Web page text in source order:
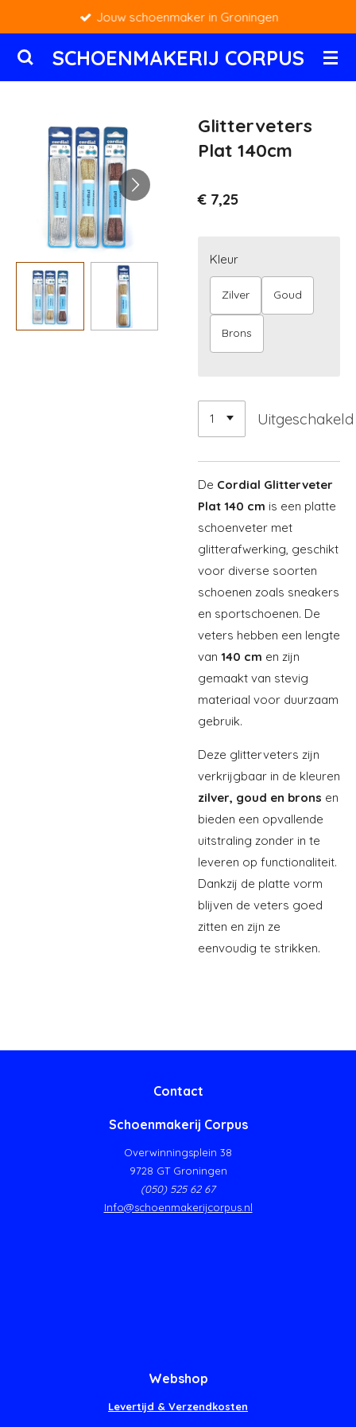
naar
de
SCHOENMAKERIJ CORPUS
Jouw schoenmaker in Groningen
Glitterveters
Plat 140cm
€ 7,25
Kleur
Zilver Goud
Brons
Uitgeschakeld
De Cordial Glitterveter
Plat 140 cm is een platte
schoenveter met
glitterafwerking, geschikt
voor diverse soorten
schoenen zoals sneakers
en sportschoenen. De
veters hebben een lengte
van 140 cm en zijn
gemaakt van stevig
materiaal voor duurzaam
gebruik.
Deze glitterveters zijn
verkrijgbaar in de kleuren
zilver, goud en brons en
bieden een opvallende
uitstraling zonder in te
leveren op functionaliteit.
Dankzij de platte vorm
blijven de veters goed
zitten en zijn ze
eenvoudig te strikken.
Contact
Schoenmakerij Corpus
Overwinningsplein 38
9728 GT Groningen
(050) 525 62 67
Info@schoenmakerijcorpus.nl
Webshop
Levertijd & Verzendkosten